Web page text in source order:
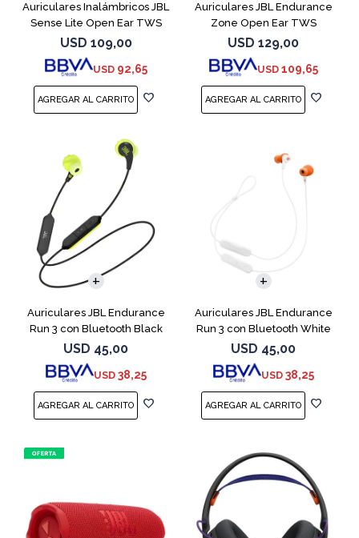
Auriculares Inalámbricos JBL
Sense Lite Open Ear TWS
Blanco
USD 109,00
USD 92,65
Auriculares JBL Endurance
Zone Open Ear TWS
Bluetooth Black
USD 129,00
USD 109,65
Auriculares JBL Endurance
Run 3 con Bluetooth Black
USD 45,00
USD 38,25
Auriculares JBL Endurance
Run 3 con Bluetooth White
USD 45,00
USD 38,25